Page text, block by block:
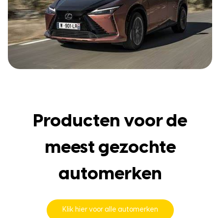
Producten voor de
meest gezochte
automerken
Klik hier voor alle automerken